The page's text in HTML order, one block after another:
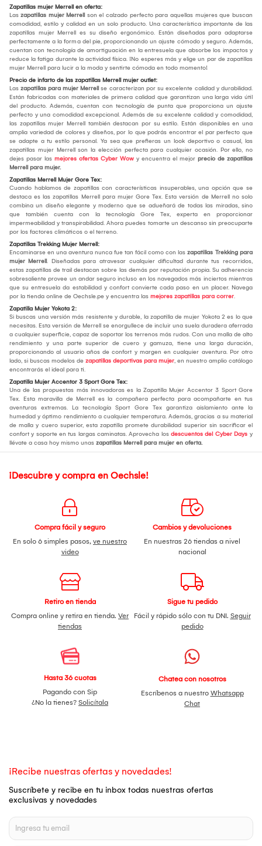
Zapatillas mujer Merrell en oferta:
Las zapatillas mujer Merrell son el calzado perfecto para aquellas mujeres que buscan
comodidad, estilo y calidad en un solo producto. Una característica importante de las
zapatillas mujer Merrell es su diseño ergonómico. Están diseñadas para adaptarse
perfectamente a la forma del pie, proporcionando un ajuste cómodo y seguro. Además,
cuentan con tecnología de amortiguación en la entresuela que absorbe los impactos y
reduce la fatiga durante la actividad física. ¡No esperes más y elige un par de zapatillas
mujer Merrell para lucir a la moda y sentirte cómoda en todo momento!
Precio de infarto de las zapatillas Merrell mujer outlet:
Las zapatillas para mujer Merrell se caracterizan por su excelente calidad y durabilidad.
Están fabricadas con materiales de primera calidad que garantizan una larga vida útil
del producto. Además, cuentan con tecnología de punta que proporciona un ajuste
perfecto y una comodidad excepcional. Además de su excelente calidad y comodidad,
las zapatillas mujer Merrell también destacan por su estilo. Están disponibles en una
amplia variedad de colores y diseños, por lo que podrás encontrar el par perfecto que
se adapte a tu estilo personal. Ya sea que prefieras un look deportivo o casual, las
zapatillas mujer Merrell son la elección perfecta para cualquier ocasión. Por ello, no
dejes pasar las mejores ofertas Cyber Wow y encuentra el mejor precio de zapatillas
Merrell para mujer.
Zapatillas Merrell Mujer Gore Tex:
Cuando hablamos de zapatillas con características insuperables, una opción que se
destaca es las zapatillas Merrell para mujer Gore Tex. Esta versión de Merrell no solo
combina un diseño elegante y moderno que se adueñará de todas las miradas, sino
que también cuenta con la tecnología Gore Tex, experta en proporcionar
impermeabilidad y transpirabilidad. Ahora puedes tomarte un descanso sin preocuparte
por los factores climáticos o el terreno.
Zapatillas Trekking Mujer Merrell:
Encaminarse en una aventura nunca fue tan fácil como con las zapatillas Trekking para
mujer Merrell. Diseñadas para atravesar cualquier dificultad durante tus recorridos,
estas zapatillas de trail destacan sobre las demás por reputación propia. Su adherencia
sobresaliente provee un andar seguro incluso en los navegados más inciertos mientras
que su entresuela da estabilidad y confort convierte cada paso en un placer. Navega
por la tienda online de Oechsle.pe y encuentra las mejores zapatillas para correr.
Zapatilla Mujer Yokota 2:
Si buscas una versión más resistente y durable, la zapatilla de mujer Yokota 2 es lo que
necesitas. Esta versión de Merrell se enorgullece de incluir una suela duradera aferrada
a cualquier superficie, capaz de soportar los terrenos más rudos. Con una malla de alto
rendimiento y una parte superior de cuero y gamuza, tiene una larga duración,
proporcionando al usuario años de confort y margen en cualquier aventura. Por otro
lado, si buscas modelos de zapatillas deportivas para mujer, en nuestro amplio catálogo
encontrarás el ideal para ti.
Zapatilla Mujer Accentor 3 Sport Gore Tex:
Una de las propuestas más innovadoras es la Zapatilla Mujer Accentor 3 Sport Gore
Tex. Esta maravilla de Merrell es la compañera perfecta para acompañarte en tus
aventuras extremas. La tecnología Sport Gore Tex garantiza aislamiento ante la
humedad y óptimo rendimiento a cualquier temperatura. Además, gracias a su material
de malla y cuero superior, esta zapatilla promete durabilidad superior sin sacrificar el
confort y soporte en tus largas caminatas. Aprovecha los descuentos del Cyber Days y
llévate a casa hoy mismo unas zapatillas Merrell para mujer en oferta.
¡Descubre y compra en Oechsle!
Compra fácil y seguro
En solo 6 simples pasos, ve nuestro
video
Cambios y devoluciones
En nuestras 26 tiendas a nivel
nacional
Retiro en tienda
Compra online y retira en tienda. Ver
tiendas
Sigue tu pedido
Fácil y rápido sólo con tu DNI. Seguir
pedido
Hasta 36 cuotas
Pagando con Sip
¿No la tienes? Solicítala
Chatea con nosotros
Escríbenos a nuestro Whatsapp
Chat
¡Recibe nuestras ofertas y novedades!
Suscríbete y recibe en tu inbox todas nuestras ofertas
exclusivas y novedades